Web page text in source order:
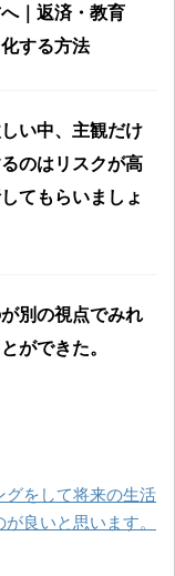
｜返済・教育
する方法
い中、主観だけ
のはリスクが高
てもらいましょ
別の視点でみれ
ができた。
をして将来の生活
良いと思います。